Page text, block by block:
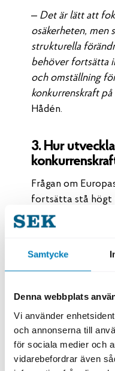
Samtycke
Denna webbplats
Vi använder
och annonserna till
för sociala medier och
vidarebefordrar även
– Det är lätt att
osäkerheten, men
strukturella
behöver fortsätta
och omställning
konkurrenskraft på
Hådén.
3. Hur
Frågan om
fortsätta stå högt
EU arbetar med
konkurrenskraft
För svenska
teknik, innovation
bli avgörande för
marknaden.